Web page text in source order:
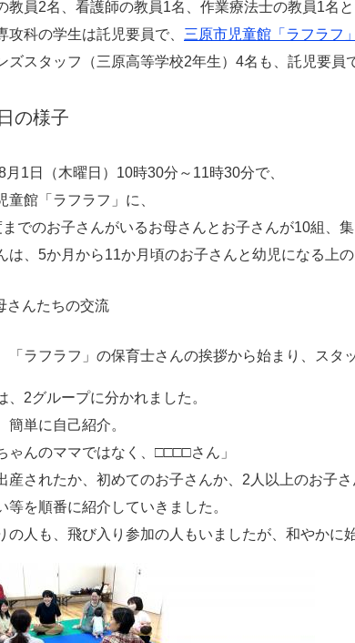
教員2名、看護師の教員1名、作業療法士の教員1名と
攻科の学生は託児要員で、 三原市児童館「ラフラフ」
ズスタッフ（三原高等学校2年生）4名も、託児要員
の様子
月1日（木曜日）10時30分～11時30分で、
童館「ラフラフ」に、
でのお子さんがいるお母さんとお子さんが10組、集
は、5か月から11か月頃のお子さんと幼児になる上
さんたちの交流
「ラフラフ」の保育士さんの挨拶から始まり、スタ
、2グループに分かれました。
簡単に自己紹介。
ゃんのママではなく、□□□□さん」
産されたか、初めてのお子さんか、2人以上のお子さ
等を順番に紹介していきました。
の人も、飛び入り参加の人もいましたが、和やかに